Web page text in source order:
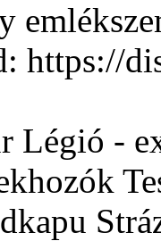
https://
Légió -